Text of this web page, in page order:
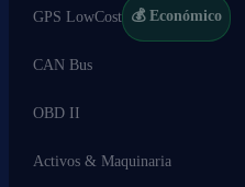
GPS LowCost 💰 Económico
CAN Bus
OBD II
Activos & Maquinaria